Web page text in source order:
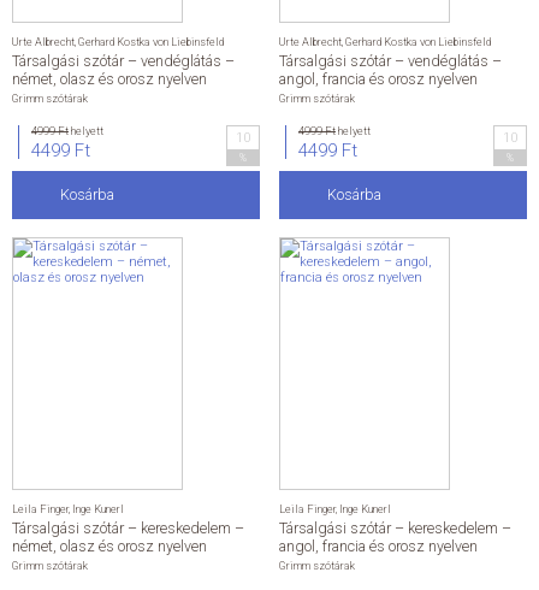
Urte Albrecht Gerhard Kostka von Liebinsfeld
Társalgási szótár – vendéglátás –
német, olasz és orosz nyelven
Grimm szótárak
4999 Fthelyett
4499 Ft
10
Kosárba
Urte Albrecht Gerhard Kostka von Liebinsfeld
Társalgási szótár – vendéglátás –
angol, francia és orosz nyelven
Grimm szótárak
4999 Fthelyett
4499 Ft
10
Kosárba
Leila Finger, Inge Kunerl
Társalgási szótár – kereskedelem –
német, olasz és orosz nyelven
Grimm szótárak
Leila Finger, Inge Kunerl
Társalgási szótár – kereskedelem –
angol, francia és orosz nyelven
Grimm szótárak